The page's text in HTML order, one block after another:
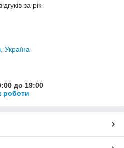
за рік
Україна
до 19:00
роботи